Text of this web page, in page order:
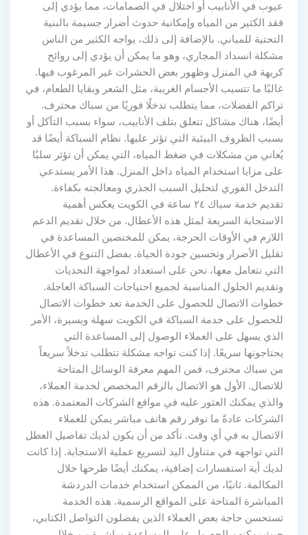
عيوب في الأنابيب أو اختلال في الصمامات، مما يؤدي إلى
فقد الكثير من المياه وإمكانية حدوث أضرار جسيمة بالبنية
التحتية للمباني. بالإضافة إلى ذلك، يواجه الكثير من الناس
مشكلة انسداد المجاري، وهو ما يمكن أن يؤدي إلى روائح
كريهة في المنزل وظهور بعض الحشرات غير المرغوب فيها.
غالبًا ما تتسبب الأجسام الغريبة، مثل الشعر وبقايا الطعام، في
تراكم الفضلات، مما يتطلب تدخلًا فوريًا من سباك محترف.
أيضًا، هناك مشاكل تتعلق بتلف الأنابيب، سواء بسبب التآكل أو
بسبب الظروف البيئية التي تؤثر عليها. نظام السباكة أيضًا قد
يُعاني من مشكلات في ضغط المياه، التي يمكن أن تؤثر سلبًا
على مزايا استخدام المياه داخل المنزل. هذا الأمر يستدعي
التدخل الفوري لتحليل السبب الجذري ومعالجته بكفاءة.
تقديم خدمة سباك ٢٤ ساعة في الكويت يعكس أهمية
الاستجابة السريعة لمثل هذه الأعطال. من خلال تقديم الدعم
اللازم في الأوقات الحرجة، يمكن للمختصين المساعدة في
تقليل الأضرار وتحسين جودة الحياة. بفضل التنوع في الأعطال
التي نتعامل معها، نحن على استعداد لمواجهة التحديات
وتقديم الحلول المناسبة لجميع احتياجات السباكة العاجلة.
خطوات الاتصال للحصول على الخدمة تعد خطوات الاتصال
للحصول على خدمة السباكة في الكويت سهلة ويسيرة، الأمر
الذي يسهل على العملاء الوصول إلى المساعدة التي
يحتاجونها سريعًا. إذا كنت تواجه مشكلة تتطلب تدخلاً سريعاً
من سباك محترف، فمن المهم معرفة الوسائل المتاحة
للاتصال. الأول هو الاتصال بالرقم المخصص لخدمة العملاء،
والذي يمكنك العثور عليه في مواقع الشركات المعتمدة. هذه
الشركات عادةً ما توفر رقم هاتف مباشر يمكن للعملاء
الاتصال به في أي وقت. تأكد من أن يكون لديك تفاصيل العطل
التي تواجهه في متناول اليد لتسريع عملية الاستجابة. إذا كانت
لديك أية استفسارات إضافية، يمكنك أيضًا طرحها خلال
المكالمة. ثانيًا، من الممكن استخدام خدمات الدردشة
المباشرة المتاحة على المواقع الرسمية. هذه الخدمة
تستحسن حاجة بعض العملاء الذين يفضلون التواصل الكتابي،